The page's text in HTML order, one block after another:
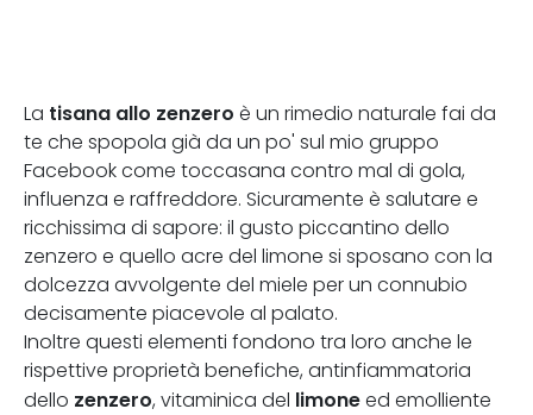
La tisana allo zenzero è un rimedio naturale fai da
te che spopola già da un po' sul mio gruppo
Facebook come toccasana contro mal di gola,
influenza e raffreddore. Sicuramente è salutare e
ricchissima di sapore: il gusto piccantino dello
zenzero e quello acre del limone si sposano con la
dolcezza avvolgente del miele per un connubio
decisamente piacevole al palato.
Inoltre questi elementi fondono tra loro anche le
rispettive proprietà benefiche, antinfiammatoria
dello zenzero, vitaminica del limone ed emolliente